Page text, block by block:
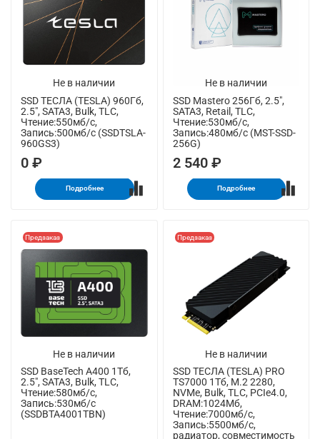
Не в наличии
SSD ТЕСЛА (TESLA) 960Гб,
2.5", SATA3, Bulk, TLC,
Чтение:550мб/с,
Запись:500мб/с (SSDTSLA-
960GS3)
0 ₽
Подробнее
Не в наличии
SSD Mastero 256Гб, 2.5",
SATA3, Retail, TLC,
Чтение:530мб/с,
Запись:480мб/с (MST-SSD-
256G)
2 540 ₽
Подробнее
Не в наличии
Предзаказ
SSD BaseTech A400 1Тб,
2.5", SATA3, Bulk, TLC,
Чтение:580мб/с,
Запись:530мб/с
(SSDBTA4001TBN)
Не в наличии
Предзаказ
SSD ТЕСЛА (TESLA) PRO
TS7000 1Тб, M.2 2280,
NVMe, Bulk, TLC, PCIe4.0,
DRAM:1024Мб,
Чтение:7000мб/с,
Запись:5500мб/с,
радиатор, совместимость